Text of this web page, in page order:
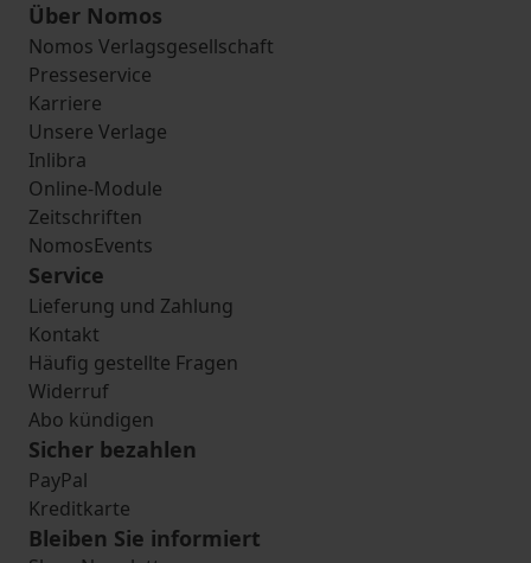
Über Nomos
Nomos Verlagsgesellschaft
Presseservice
Karriere
Unsere Verlage
Inlibra
Online-Module
Zeitschriften
NomosEvents
Service
Lieferung und Zahlung
Kontakt
Häufig gestellte Fragen
Widerruf
Abo kündigen
Sicher bezahlen
PayPal
Kreditkarte
Bleiben Sie informiert